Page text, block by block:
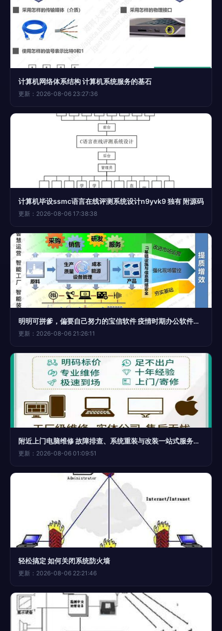
计算机网络体系结构 计算机系统服务的基石
更新：2026-08-06 23:27:36
计算机毕设ssmc语言在线评测系统设计n9yvk9 独有 附源码
更新：2026-08-06 17:38:38
明明可拼爹，偏要自己努力的宝信软件 疫情时期办公软件服务企业横评 计算机系统服务
更新：2026-08-06 21:26:11
附近上门电脑维修 故障排查、系统重装与改装一站式服务全攻略
更新：2026-08-06 01:09:51
轻松搞定 如何关闭系统防火墙
更新：2026-08-06 22:21:46